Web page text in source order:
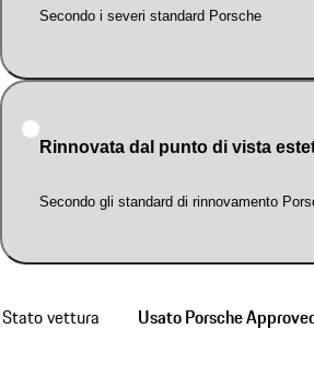
Secondo i severi standard Porsche
Rinnovata dal punto di vista
Secondo gli standard di rinnovamento
Stato vettura Usato Porsche